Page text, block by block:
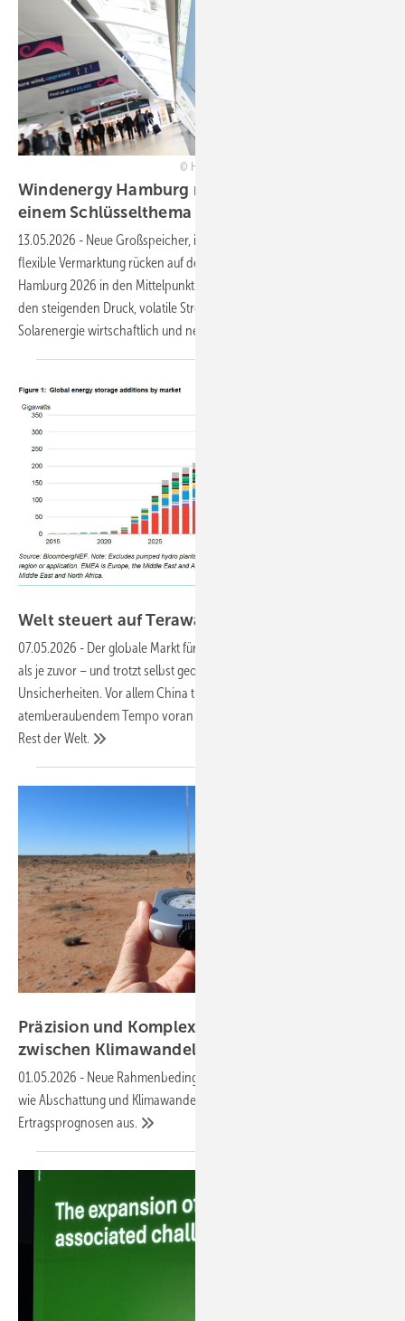
Hamburg Messe und Congress/Michael Zapf
Windenergy Hamburg macht Speicher zu
einem Schlüsselthema der
13.05.2026 - Neue Großspeicher, intelligente Netzsteuerung und
flexible Vermarktung rücken auf der internationalen Windmesse in
Hamburg 2026 in den Mittelpunkt. Die Leitmesse reagiert damit auf
den steigenden Druck, volatile Stromerzeugung aus Wind- und
Solarenergie wirtschaftlich und netzdienlich zu
Welt steuert auf Terawatt-Speicherkapazität
07.05.2026 - Der globale Markt für Energiespeicher wächst schneller
als je zuvor – und trotzt selbst geopolitischen Krisen und politischen
Unsicherheiten. Vor allem China treibt die Entwicklung mit
atemberaubendem Tempo voran und setzt neue Maßstäbe für den
Rest derWelt.
Präzision und Komplexität: Windgutachten
zwischen Klimawandel und
01.05.2026 - Neue Rahmenbedingungen und physikalische Effekte
wie Abschattung und Klimawandel wirken sich auf die wichtige
Ertragsprognosen aus.